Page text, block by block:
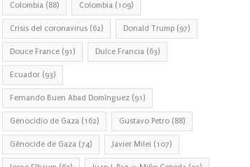
Colombia (88) Colombia (109)
Crisis del coronavirus (62) Donald Trump (97)
Douce France (91) Dulce Francia (63)
Ecuador (93)
Fernando Buen Abad Domínguez (91)
Genocidio de Gaza (162) Gustavo Petro (88)
Génocide de Gaza (74) Javier Milei (107)